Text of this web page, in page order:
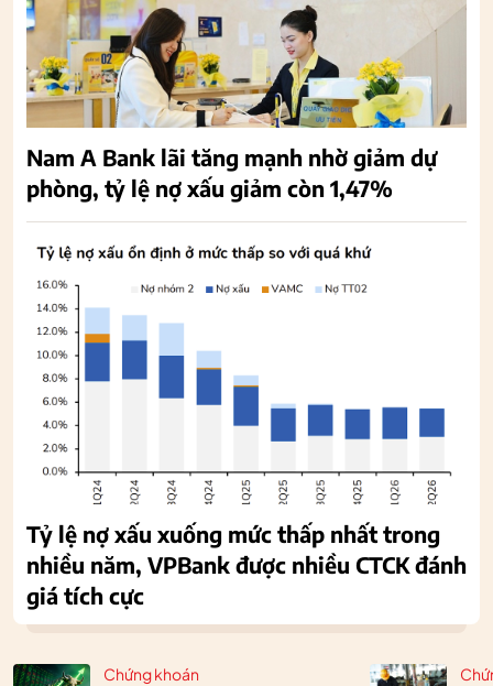
Chứng khoán
Nam A Bank lãi tăng mạnh nhờ giảm dự
phòng, tỷ lệ nợ xấu giảm còn 1,47%
Tỷ lệ nợ xấu xuống mức thấp nhất trong
nhiều năm, VPBank được nhiều CTCK đánh
giá tích cực